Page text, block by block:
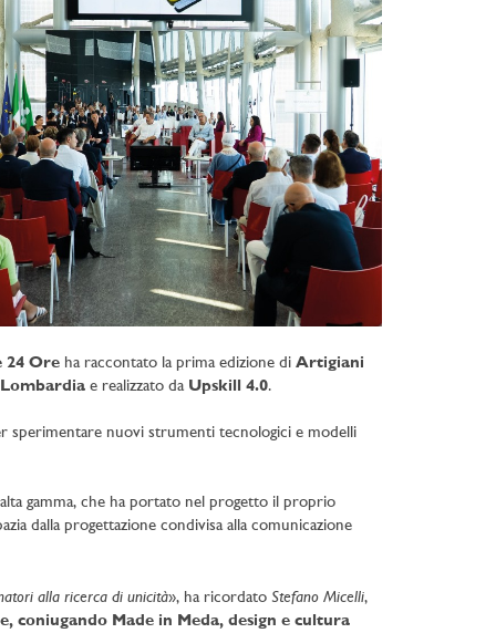
24 Oreha raccontato la prima edizione di Artigiani
e realizzato da Upskill 4.0.
sperimentare nuovi strumenti tecnologici e modelli
gamma, che ha portato nel progetto il proprio
dalla progettazione condivisa alla comunicazione
alla ricerca di unicità», ha ricordato Stefano Micelli,
coniugando Made in Meda, design e cultura